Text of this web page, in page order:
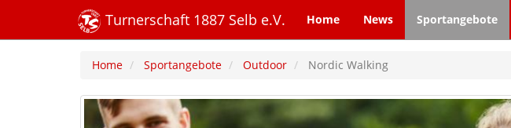
Turnerschaft 1887 Selb e.V. Home News Sportangebote
Home Sportangebote Outdoor Nordic Walking